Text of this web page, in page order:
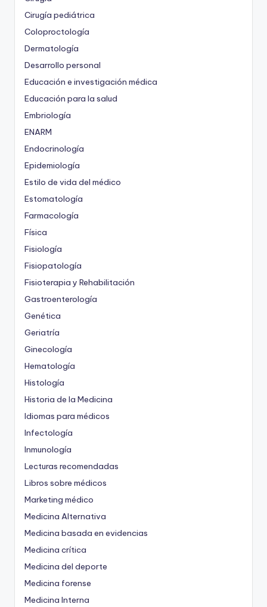
Cirugía pediátrica
Coloproctología
Dermatología
Desarrollo personal
Educación e investigación médica
Educación para la salud
Embriología
ENARM
Endocrinología
Epidemiología
Estilo de vida del médico
Estomatología
Farmacología
Física
Fisiología
Fisiopatología
Fisioterapia y Rehabilitación
Gastroenterología
Genética
Geriatría
Ginecología
Hematología
Histología
Historia de la Medicina
Idiomas para médicos
Infectología
Inmunología
Lecturas recomendadas
Libros sobre médicos
Marketing médico
Medicina Alternativa
Medicina basada en evidencias
Medicina crítica
Medicina del deporte
Medicina forense
Medicina Interna